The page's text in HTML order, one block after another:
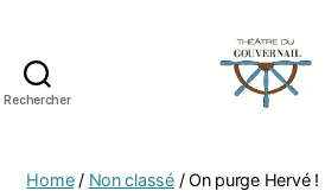
Rechercher
Home/ Non classé/ On purge Hervé !